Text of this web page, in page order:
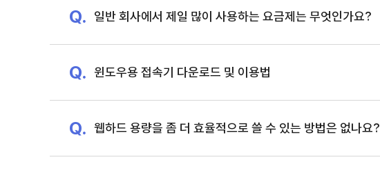
일반 회사에서 제일 많이 사용하는 요금제는 무엇인가요?
윈도우용 접속기 다운로드 및 이용법
웹하드 용량을 좀 더 효율적으로 쓸 수 있는 방법은 없나요?